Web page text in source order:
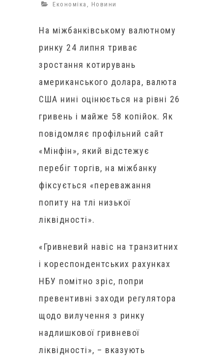
Економіка , Новини
На міжбанківському валютному
ринку 24 липня триває
зростання котирувань
американського долара, валюта
США нині оцінюється на рівні 26
гривень і майже 58 копійок. Як
повідомляє профільний сайт
«Мінфін», який відстежує
перебіг торгів, на міжбанку
фіксується «переважання
попиту на тлі низької
ліквідності».
«Гривневий навіс на транзитних
і кореспондентських рахунках
НБУ помітно зріс, попри
превентивні заходи регулятора
щодо вилучення з ринку
надлишкової гривневої
ліквідності», – вказують